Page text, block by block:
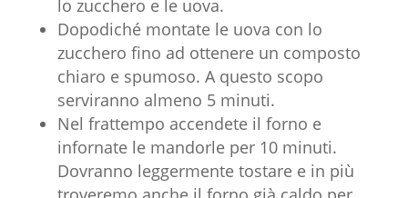
lo zucchero e le uova.
Dopodiché montate le uova con lo
zucchero fino ad ottenere un composto
chiaro e spumoso. A questo scopo
serviranno almeno 5 minuti.
Nel frattempo accendete il forno e
infornate le mandorle per 10 minuti.
Dovranno leggermente tostare e in più